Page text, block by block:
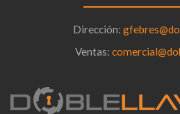
Dirección:
Ventas: